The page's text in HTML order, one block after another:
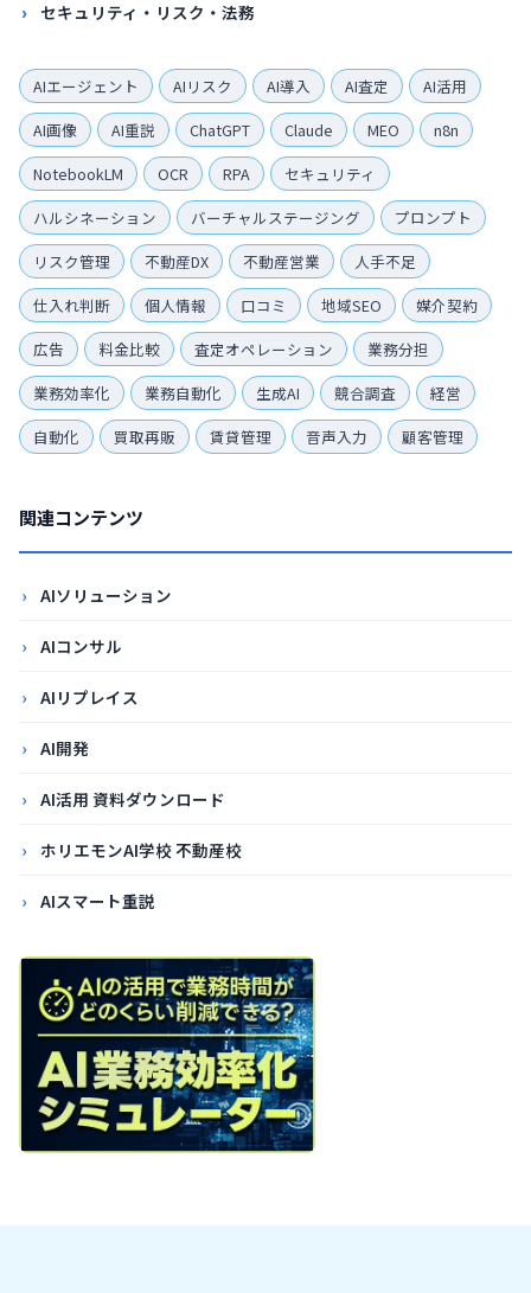
セキュリティ・リスク・法務
AIエージェント AIリスク AI導入 AI査定
AI活用
AI画像
AI重説 ChatGPT Claude MEO
n8n
NotebookLM
OCR RPA
セキュリティ
ハルシネーション
バーチャルステージング
プロンプト
リスク管理
不動産DX 不動産営業
人手不足
仕入れ判断
個人情報 口コミ 地域SEO
媒介契約
広告
料金比較 査定オペレーション
業務分担
業務効率化
業務自動化 生成AI 競合調査
経営
自動化
買取再販 賃貸管理 音声入力 顧客管理
関連コンテンツ
AIソリューション
AIコンサル
AIリプレイス
AI開発
AI活用 資料ダウンロード
ホリエモンAI学校 不動産校
AIスマート重説